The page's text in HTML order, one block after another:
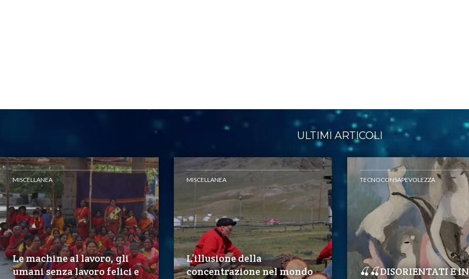
ULTIMI ARTICOLI
MISCELLANEA
Le machine al lavoro, gli
umani senza lavoro felici e
MISCELLANEA
L’illusione della
concentrazione nel mondo
TECNOCONSAPEVOLEZZA
🍒🍒DISORIENTATI E IN